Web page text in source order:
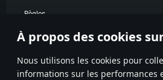
À propos des cookies
Nous utilisons les cookies pour
informations sur les performances
Règles
POPULAIRE